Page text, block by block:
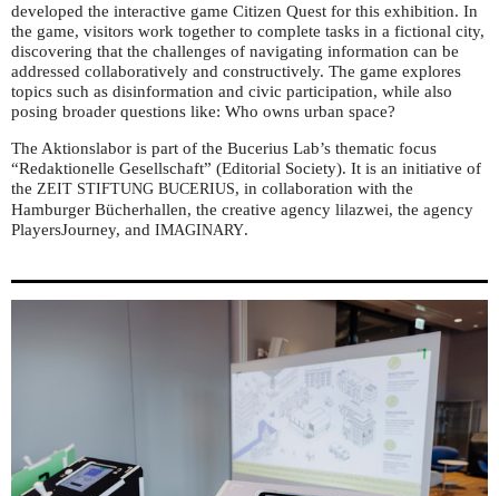
developed the interactive game Citizen Quest for this exhibition. In
the game, visitors work together to complete tasks in a fictional city,
discovering that the challenges of navigating information can be
addressed collaboratively and constructively. The game explores
topics such as disinformation and civic participation, while also
posing broader questions like: Who owns urban space?
The Aktionslabor is part of the Bucerius Lab’s thematic focus
“Redaktionelle Gesellschaft” (Editorial Society). It is an initiative of
the ZEIT STIFTUNG BUCERIUS, in collaboration with the
Hamburger Bücherhallen, the creative agency lilazwei, the agency
PlayersJourney, and IMAGINARY.